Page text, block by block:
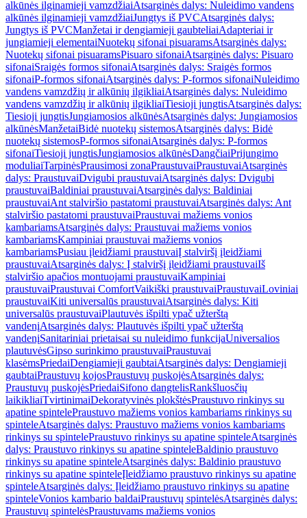
alkūnės ilginamieji vamzdžiaiAtsarginės dalys: Nuleidimo vandens
alkūnės ilginamieji vamzdžiaiJungtys iš PVCAtsarginės dalys:
Jungtys iš PVCManžetai ir dengiamieji gaubteliaiAdapteriai ir
jungiamieji elementaiNuotekų sifonai pisuaramsAtsarginės dalys:
Nuotekų sifonai pisuaramsPisuaro sifonaiAtsarginės dalys: Pisuaro
sifonaiSraigės formos sifonaiAtsarginės dalys: Sraigės formos
sifonaiP-formos sifonaiAtsarginės dalys: P-formos sifonaiNuleidimo
vandens vamzdžių ir alkūnių ilgikliaiAtsarginės dalys: Nuleidimo
vandens vamzdžių ir alkūnių ilgikliaiTiesioji jungtisAtsarginės dalys:
Tiesioji jungtisJungiamosios alkūnėsAtsarginės dalys: Jungiamosios
alkūnėsManžetaiBidė nuotekų sistemosAtsarginės dalys: Bidė
nuotekų sistemosP-formos sifonaiAtsarginės dalys: P-formos
sifonaiTiesioji jungtisJungiamosios alkūnėsDangčiaiPrijungimo
moduliaiTarpinėsPrausimosi zonaPraustuvaiPraustuvaiAtsarginės
dalys: PraustuvaiDvigubi praustuvaiAtsarginės dalys: Dvigubi
praustuvaiBaldiniai praustuvaiAtsarginės dalys: Baldiniai
praustuvaiAnt stalviršio pastatomi praustuvaiAtsarginės dalys: Ant
stalviršio pastatomi praustuvaiPraustuvai mažiems vonios
kambariamsAtsarginės dalys: Praustuvai mažiems vonios
kambariamsKampiniai praustuvai mažiems vonios
kambariamsPusiau įleidžiami praustuvaiĮ stalviršį įleidžiami
praustuvaiAtsarginės dalys: Į stalviršį įleidžiami praustuvaiIš
stalviršio apačios montuojami praustuvaiKampiniai
praustuvaiPraustuvai ComfortVaikiški praustuvaiPraustuvaiLoviniai
praustuvaiKiti universalūs praustuvaiAtsarginės dalys: Kiti
universalūs praustuvaiPlautuvės išpilti ypač užterštą
vandenįAtsarginės dalys: Plautuvės išpilti ypač užterštą
vandenįSanitariniai prietaisai su nuleidimo funkcijaUniversalios
plautuvėsGipso surinkimo praustuvaiPraustuvai
klasėmsPriedaiDengiamieji gaubtaiAtsarginės dalys: Dengiamieji
gaubtaiPraustuvų kojosPraustuvų puskojėsAtsarginės dalys:
Praustuvų puskojėsPriedaiSifono dangtelisRankšluosčių
laikikliaiTvirtinimaiDekoratyvinės plokštėsPraustuvo rinkinys su
apatine spintelePraustuvo mažiems vonios kambariams rinkinys su
spinteleAtsarginės dalys: Praustuvo mažiems vonios kambariams
rinkinys su spintelePraustuvo rinkinys su apatine spinteleAtsarginės
dalys: Praustuvo rinkinys su apatine spinteleBaldinio praustuvo
rinkinys su apatine spinteleAtsarginės dalys: Baldinio praustuvo
rinkinys su apatine spinteleĮleidžiamo praustuvo rinkinys su apatine
spinteleAtsarginės dalys: Įleidžiamo praustuvo rinkinys su apatine
spinteleVonios kambario baldaiPraustuvų spintelėsAtsarginės dalys:
Praustuvų spintelėsPraustuvams mažiems vonios